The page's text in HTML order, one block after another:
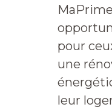
pour
une
leur